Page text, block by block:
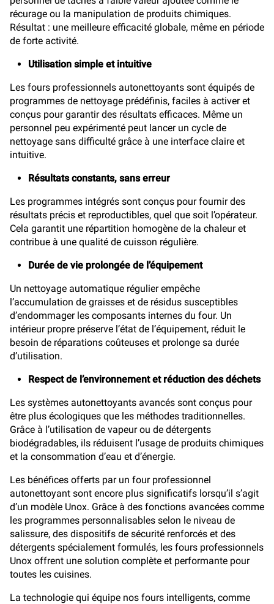
récurage ou la manipulation de produits chimiques.
Résultat : une meilleure efficacité globale, même en période
de forte activité.
Utilisation simple et intuitive
Les fours professionnels autonettoyants sont équipés de
programmes de nettoyage prédéfinis, faciles à activer et
conçus pour garantir des résultats efficaces. Même un
personnel peu expérimenté peut lancer un cycle de
nettoyage sans difficulté grâce à une interface claire et
intuitive.
Résultats constants, sans erreur
Les programmes intégrés sont conçus pour fournir des
résultats précis et reproductibles, quel que soit l’opérateur.
Cela garantit une répartition homogène de la chaleur et
contribue à une qualité de cuisson régulière.
Durée de vie prolongée de l’équipement
Un nettoyage automatique régulier empêche
l’accumulation de graisses et de résidus susceptibles
d’endommager les composants internes du four. Un
intérieur propre préserve l’état de l’équipement, réduit le
besoin de réparations coûteuses et prolonge sa durée
d’utilisation.
Respect de l’environnement et réduction des déchets
Les systèmes autonettoyants avancés sont conçus pour
être plus écologiques que les méthodes traditionnelles.
Grâce à l’utilisation de vapeur ou de détergents
biodégradables, ils réduisent l’usage de produits chimiques
et la consommation d’eau et d’énergie.
Les bénéfices offerts par un four professionnel
autonettoyant sont encore plus significatifs lorsqu’il s’agit
d’un modèle Unox. Grâce à des fonctions avancées comme
les programmes personnalisables selon le niveau de
salissure, des dispositifs de sécurité renforcés et des
détergents spécialement formulés, les fours professionnels
Unox offrent une solution complète et performante pour
toutes les cuisines.
La technologie qui équipe nos fours intelligents, comme